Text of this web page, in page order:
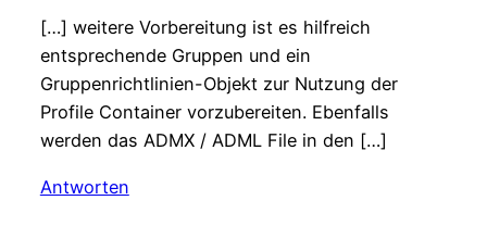
[…] weitere Vorbereitung ist es hilfreich
entsprechende Gruppen und ein
Gruppenrichtlinien-Objekt zur Nutzung der
Profile Container vorzubereiten. Ebenfalls
werden das ADMX / ADML File in den […]
Antworten